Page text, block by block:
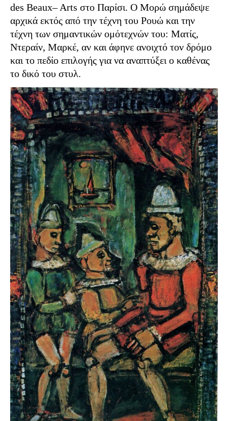
des Beaux– Arts στο Παρίσι. Ο Μορώ σημάδεψε
αρχικά εκτός από την τέχνη του Ρουώ και την
τέχνη των σημαντικών ομότεχνών του: Ματίς,
Ντεραίν, Μαρκέ, αν και άφηνε ανοιχτό τον δρόμο
και το πεδίο επιλογής για να αναπτύξει ο καθένας
το δικό του στυλ.